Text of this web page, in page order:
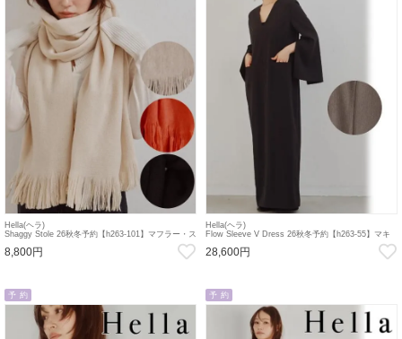
Hella(ヘラ)
Shaggy Stole 26秋冬予約【h263-101】マフラー・ス
8,800円
Hella(ヘラ)
Flow Sleeve V Dress 26秋冬予約【h263-55】マキ
28,600円
予 約 予 約